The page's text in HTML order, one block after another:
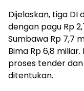
Dijelaskan, tiga DI
dengan pagu Rp
Sumbawa Rp 7,7
Bima Rp 6,8
proses tender
ditentukan.